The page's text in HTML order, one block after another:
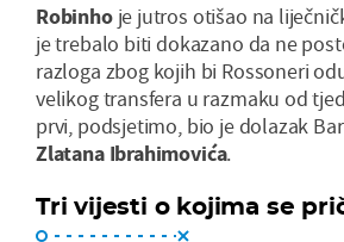
Robinho je jutros otišao na
je trebalo biti dokazano da ne
razloga zbog kojih bi Rossoneri
velikog transfera u razmaku od
prvi, podsjetimo, bio je dolazak
Zlatana Ibrahimovića.
Tri vijesti o kojima se